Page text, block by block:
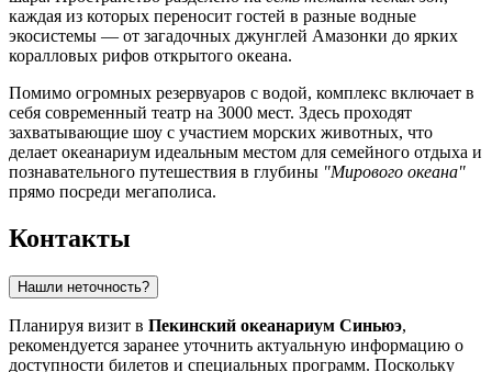
каждая из которых переносит гостей в разные водные
экосистемы — от загадочных джунглей Амазонки до ярких
коралловых рифов открытого океана.
Помимо огромных резервуаров с водой, комплекс включает в
себя современный театр на 3000 мест. Здесь проходят
захватывающие шоу с участием морских животных, что
делает океанариум идеальным местом для семейного отдыха и
познавательного путешествия в глубины "Мирового океана"
прямо посреди мегаполиса.
Контакты
Нашли неточность?
Планируя визит в Пекинский океанариум Синьюэ,
рекомендуется заранее уточнить актуальную информацию о
доступности билетов и специальных программ. Поскольку